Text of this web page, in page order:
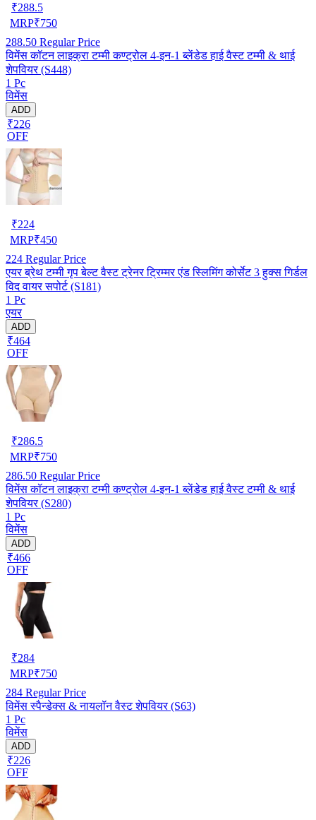
₹288.5
MRP₹750
288.50 Regular Price
विमेंस कॉटन लाइक्रा टम्मी कण्ट्रोल 4-इन-1 ब्लेंडेड हाई वैस्ट टम्मी & थाई
शेपवियर (S448)
1 Pc
विमेंस
ADD
₹226
OFF
₹224
MRP₹450
224 Regular Price
एयर ब्रेथ टम्मी गृप बेल्ट वैस्ट ट्रेनर ट्रिम्मर एंड स्लिमिंग कोर्सेट 3 हुक्स गिर्डल
विद वायर सपोर्ट (S181)
1 Pc
एयर
ADD
₹464
OFF
₹286.5
MRP₹750
286.50 Regular Price
विमेंस कॉटन लाइक्रा टम्मी कण्ट्रोल 4-इन-1 ब्लेंडेड हाई वैस्ट टम्मी & थाई
शेपवियर (S280)
1 Pc
विमेंस
ADD
₹466
OFF
₹284
MRP₹750
284 Regular Price
विमेंस स्पैन्डेक्स & नायलॉन वैस्ट शेपवियर (S63)
1 Pc
विमेंस
ADD
₹226
OFF